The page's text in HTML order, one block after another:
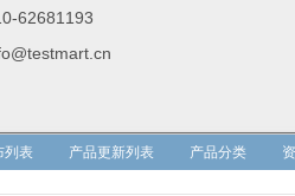
62681193
列表 产品更新列表 产品分类